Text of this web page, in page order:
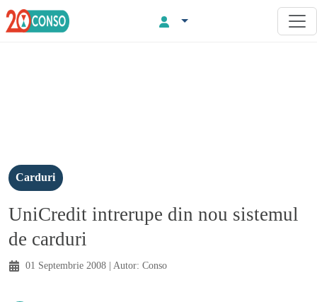
Carduri
UniCredit intrerupe din nou sistemul
de carduri
01 Septembrie 2008 | Autor: Conso